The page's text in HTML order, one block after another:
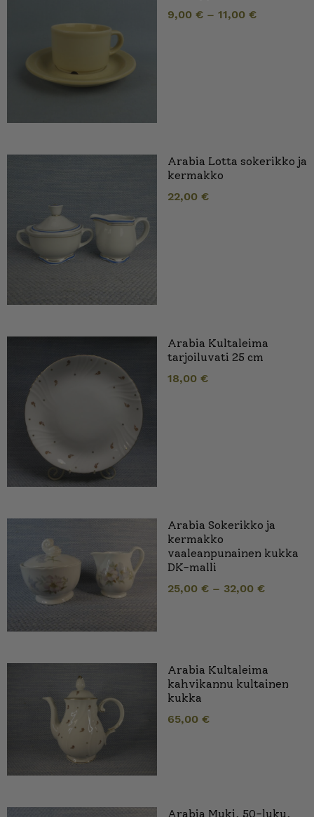
9,00 € – 11,00 €
Arabia Lotta sokerikko ja
kermakko
22,00 €
Arabia Kultaleima
tarjoiluvati 25 cm
18,00 €
Arabia Sokerikko ja
kermakko
vaaleanpunainen kukka
DK-malli
25,00 € – 32,00 €
Arabia Kultaleima
kahvikannu kultainen
kukka
65,00 €
Arabia Muki, 50-luku,